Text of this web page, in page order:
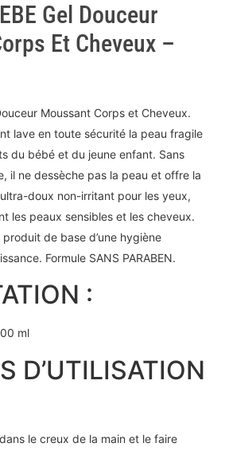
Gel Douceur
Et Cheveux –
Moussant Corps et Cheveux.
lave en toute sécurité la peau fragile
du bébé et du jeune enfant. Sans
il ne dessèche pas la peau et offre la
doux non-irritant pour les yeux,
les peaux sensibles et les cheveux.
de base d’une hygiène
Formule SANS PARABEN.
:
ml
D’UTILISATION
le creux de la main et le faire